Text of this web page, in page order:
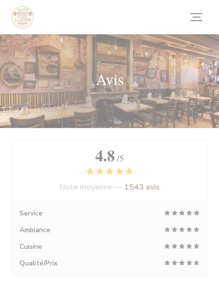
Personnalisation de vos choix en matière de cookies
Avis
4.8 /5
Note moyenne — 1543 avis
Service
Ambiance
Cuisine
Qualité/Prix